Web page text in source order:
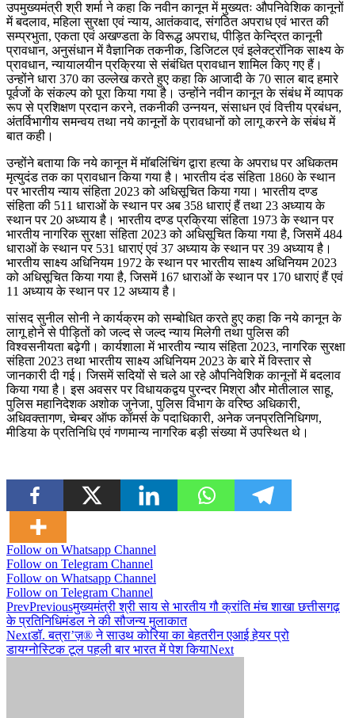
उपमुख्यमंत्री श्री शर्मा ने कहा कि नवीन कानून में मुख्यतः औपनिवेशिक कानूनों
में बदलाव, महिला सुरक्षा एवं न्याय, आतंकवाद, संगठित अपराध एवं भारत की
सम्प्रभुता, एकता एवं अखण्डता के विरूद्ध अपराध, पीड़ित केन्द्रित कानूनी
प्रावधान, अनुसंधान में वैज्ञानिक तकनीक, डिजिटल एवं इलेक्ट्रॉनिक साक्ष्य के
प्रावधान, न्यायालयीन प्रक्रिया से संबंधित प्रावधान शामिल किए गए हैं।
उन्होंने धारा 370 का उल्लेख करते हुए कहा कि आजादी के 70 साल बाद हमारे
पूर्वजों के संकल्प को पूरा किया गया है। उन्होंने नवीन कानून के संबंध में व्यापक
रूप से प्रशिक्षण प्रदान करने, तकनीकी उन्नयन, संसाधन एवं वित्तीय प्रबंधन,
अंतर्विभागीय समन्वय तथा नये कानूनों के प्रावधानों को लागू करने के संबंध में
बात कही।
उन्होंने बताया कि नये कानून में मॉबलिंचिंग द्वारा हत्या के अपराध पर अधिकतम
मृत्युदंड तक का प्रावधान किया गया है। भारतीय दंड संहिता 1860 के स्थान
पर भारतीय न्याय संहिता 2023 को अधिसूचित किया गया। भारतीय दण्ड
संहिता की 511 धाराओं के स्थान पर अब 358 धाराएं हैं तथा 23 अध्याय के
स्थान पर 20 अध्याय है। भारतीय दण्ड प्रक्रिया संहिता 1973 के स्थान पर
भारतीय नागरिक सुरक्षा संहिता 2023 को अधिसूचित किया गया है, जिसमें 484
धाराओं के स्थान पर 531 धाराएं एवं 37 अध्याय के स्थान पर 39 अध्याय है।
भारतीय साक्ष्य अधिनियम 1972 के स्थान पर भारतीय साक्ष्य अधिनियम 2023
को अधिसूचित किया गया है, जिसमें 167 धाराओं के स्थान पर 170 धाराएं हैं एवं
11 अध्याय के स्थान पर 12 अध्याय है।
सांसद सुनील सोनी ने कार्यक्रम को सम्बोधित करते हुए कहा कि नये कानून के
लागू होने से पीड़ितों को जल्द से जल्द न्याय मिलेगी तथा पुलिस की
विश्वसनीयता बढ़ेगी। कार्यशाला में भारतीय न्याय संहिता 2023, नागरिक सुरक्षा
संहिता 2023 तथा भारतीय साक्ष्य अधिनियम 2023 के बारे में विस्तार से
जानकारी दी गई। जिसमें सदियों से चले आ रहे औपनिवेशिक कानूनों में बदलाव
किया गया है। इस अवसर पर विधायकद्वय पुरन्दर मिश्रा और मोतीलाल साहू,
पुलिस महानिदेशक अशोक जुनेजा, पुलिस विभाग के वरिष्ठ अधिकारी,
अधिवक्तागण, चेम्बर ऑफ कॉमर्स के पदाधिकारी, अनेक जनप्रतिनिधिगण,
मीडिया के प्रतिनिधि एवं गणमान्य नागरिक बड़ी संख्या में उपस्थित थे।
Follow on Whatsapp Channel
Follow on Telegram Channel
Follow on Whatsapp Channel
Follow on Telegram Channel
PrevPreviousमुख्यमंत्री श्री साय से भारतीय गौ क्रांति मंच शाखा छत्तीसगढ़
के प्रतिनिधिमंडल ने की सौजन्य मुलाकात
Nextडॉ. बत्रा’ज़® ने साउथ कोरिया का बेहतरीन एआई हेयर प्रो
डायग्‍नोस्टिक टूल पहली बार भारत में पेश कियाNext